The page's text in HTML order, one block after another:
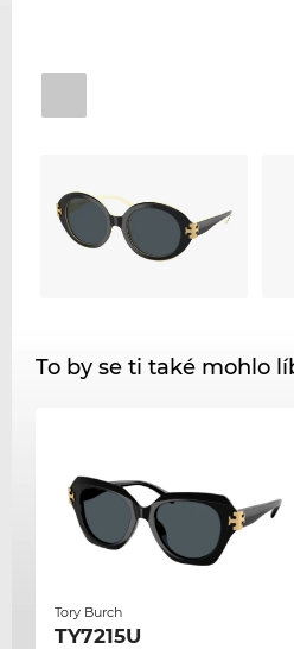
To by se ti také mohlo
Tory Burch
TY7215U